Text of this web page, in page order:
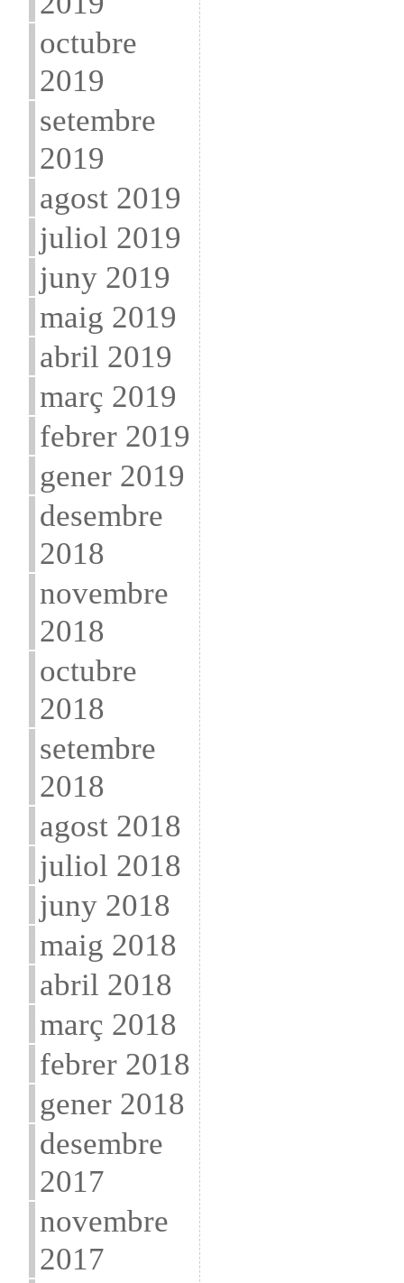
octubre
2019
setembre
2019
agost 2019
juliol 2019
juny 2019
maig 2019
abril 2019
març 2019
febrer 2019
gener 2019
desembre
2018
novembre
2018
octubre
2018
setembre
2018
agost 2018
juliol 2018
juny 2018
maig 2018
abril 2018
març 2018
febrer 2018
gener 2018
desembre
2017
novembre
2017